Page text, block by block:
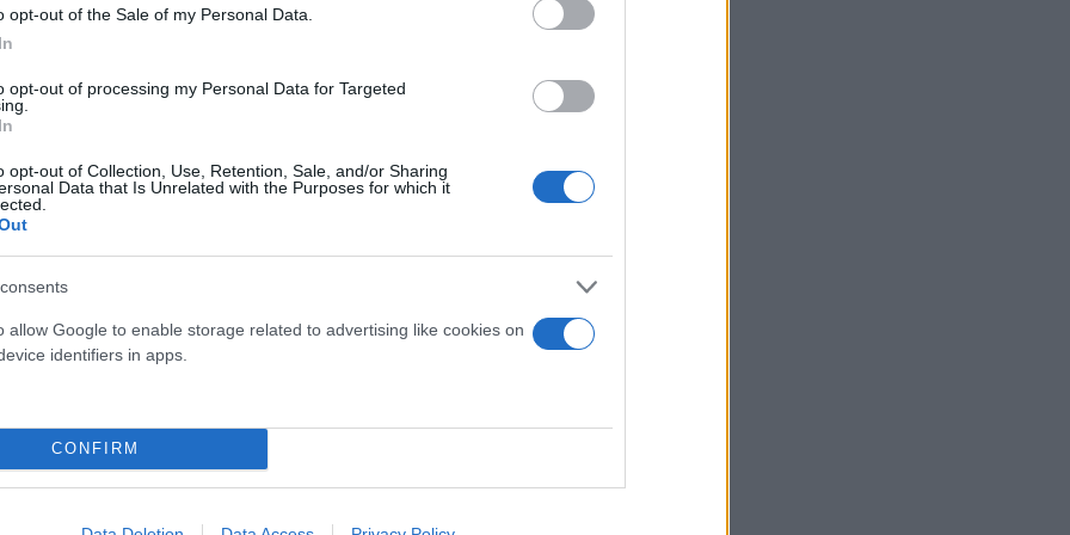
opt-out of the Sale of my Personal Data.
opt-out of processing my Personal Data for Targeted
opt-out of Collection, Use, Retention, Sale, and/or Sharing
Data that Is Unrelated with the Purposes for which it
allow Google to enable storage related to advertising like cookies on
identifiers in apps.
CONFIRM
ο Mπιλ Νέλσον, διευθυντής της NASA. «Δεν πρόκειται να
εξαρτήματα αυτού του πυραύλου και συστημάτων
είναι τρομακτική, όταν τα φέρνεις όλα στο
υπεύθυνος της αποστολής «Άρτεμις 1» μίλησε για τις
δύσκολη επιχείρηση. Προσπαθούμε να κάνουμε κάτι που δεν
με νέα τεχνολογία, το κάνουμε με νέους χειριστές και νέες
σε όλη τη διαδρομή».
πρόβλημα με διαρροή υδρογόνου με αποτέλεσμα να
νέος εφοδιασμός του πυραύλου με καύσιμα. Αλλά και οι